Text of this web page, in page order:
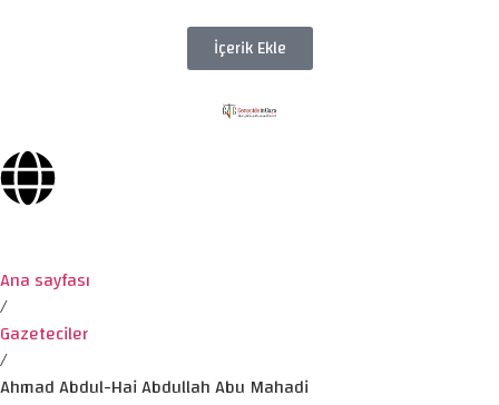
İçerik Ekle
Ana sayfası
/
Gazeteciler
/
Ahmad Abdul-Hai Abdullah Abu Mahadi